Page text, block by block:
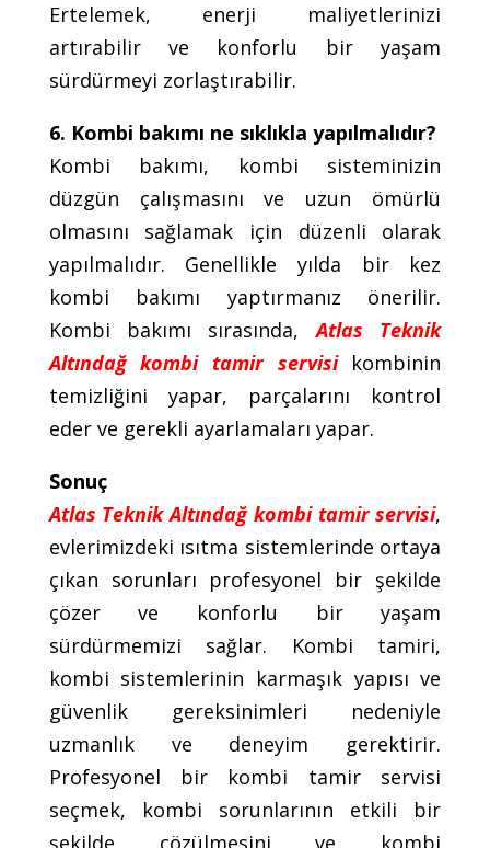
Ertelemek, enerji maliyetlerinizi
artırabilir ve konforlu bir yaşam
sürdürmeyi zorlaştırabilir.
6. Kombi bakımı ne sıklıkla yapılmalıdır?
Kombi bakımı, kombi sisteminizin
düzgün çalışmasını ve uzun ömürlü
olmasını sağlamak için düzenli olarak
yapılmalıdır. Genellikle yılda bir kez
kombi bakımı yaptırmanız önerilir.
Kombi bakımı sırasında,Atlas Teknik
Altındağ kombi tamir servisikombinin
temizliğini yapar, parçalarını kontrol
eder ve gerekli ayarlamaları yapar.
Sonuç
Atlas Teknik Altındağ kombi tamir servisi,
evlerimizdeki ısıtma sistemlerinde ortaya
çıkan sorunları profesyonel bir şekilde
çözer ve konforlu bir yaşam
sürdürmemizi sağlar. Kombi tamiri,
kombi sistemlerinin karmaşık yapısı ve
güvenlik gereksinimleri nedeniyle
uzmanlık ve deneyim gerektirir.
Profesyonel bir kombi tamir servisi
seçmek, kombi sorunlarının etkili bir
şekilde çözülmesini ve kombi